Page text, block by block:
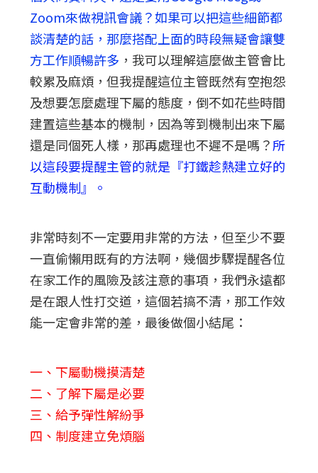
Zoom來做視訊會議？如果可以把這些細節都
談清楚的話，那麼搭配上面的時段無疑會讓雙
方工作順暢許多 ，我可以理解這麼做主管會比
較累及麻煩，但我提醒這位主管既然有空抱怨
及想要怎麼處理下屬的態度，倒不如花些時間
建置這些基本的機制，因為等到機制出來下屬
還是同個死人樣，那再處理也不遲不是嗎？所
以這段要提醒主管的就是『打鐵趁熱建立好的
互動機制』。
非常時刻不一定要用非常的方法，但至少不要
一直偷懶用既有的方法啊，幾個步驟提醒各位
在家工作的風險及該注意的事項，我們永遠都
是在跟人性打交道，這個若搞不清，那工作效
能一定會非常的差，最後做個小結尾：
一、下屬動機摸清楚
二、了解下屬是必要
三、給予彈性解紛爭
四、制度建立免煩腦